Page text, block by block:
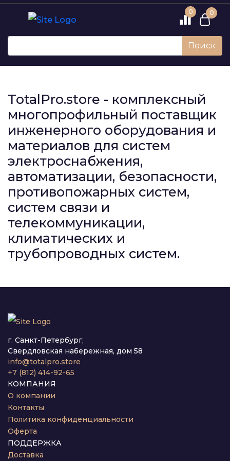
0 0
Поиск
TotalPro.store - комплексный
многопрофильный поставщик
инженерного оборудования и
материалов для систем
электроснабжения,
автоматизации, безопасности,
противопожарных систем,
систем связи и
телекоммуникации,
климатических и
трубопроводных систем.
г. Санкт-Петербург,
Свердловская набережная, дом 58
info@totalpro.store
+7 (812) 414-92-65
КОМПАНИЯ
О компании
Контакты
Политика конфиденциальности
Оферта
ПОДДЕРЖКА
Доставка